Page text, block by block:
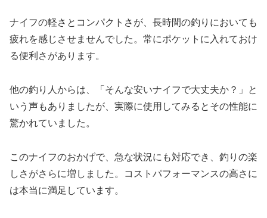
ナイフの軽さとコンパクトさが、長時間の釣りにおいても
疲れを感じさせませんでした。常にポケットに入れておけ
る便利さがあります。
他の釣り人からは、「そんな安いナイフで大丈夫か？」と
いう声もありましたが、実際に使用してみるとその性能に
驚かれていました。
このナイフのおかげで、急な状況にも対応でき、釣りの楽
しさがさらに増しました。コストパフォーマンスの高さに
は本当に満足しています。